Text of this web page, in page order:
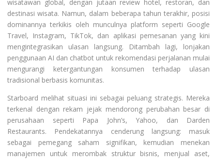
wisatawan global, dengan jutaan review hotel, restoran, dan
destinasi wisata. Namun, dalam beberapa tahun terakhir, posisi
dominannya terkikis oleh munculnya platform seperti Google
Travel, Instagram, TikTok, dan aplikasi pemesanan yang kini
mengintegrasikan ulasan langsung. Ditambah lagi, lonjakan
penggunaan AI dan chatbot untuk rekomendasi perjalanan mulai
mengurangi ketergantungan konsumen terhadap ulasan
tradisional berbasis komunitas.
Starboard melihat situasi ini sebagai peluang strategis. Mereka
terkenal dengan rekam jejak mendorong perubahan besar di
perusahaan seperti Papa John’s, Yahoo, dan Darden
Restaurants. Pendekatannya cenderung langsung: masuk
sebagai pemegang saham signifikan, kemudian menekan
manajemen untuk merombak struktur bisnis, menjual aset,